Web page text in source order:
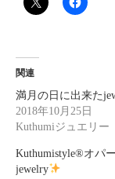
関連
満月の日に出来た
2018年10月25日
Kuthumiジュエリー
Kuthumistyle®️オパ
jewelry